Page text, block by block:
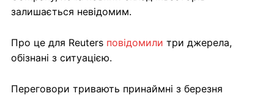
залишається невідомим.
Про це для Reuters повідомили три джерела,
обізнані з ситуацією.
Переговори тривають принаймні з березня